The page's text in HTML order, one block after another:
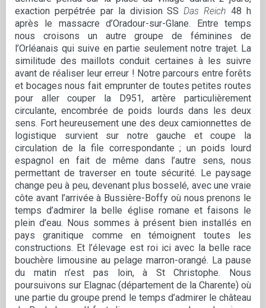
exaction perpétrée par la division SSDas Reich 48 h
après le massacre d’Oradour-sur-Glane. Entre temps
nous croisons un autre groupe de féminines de
l’Orléanais qui suive en partie seulement notre trajet. La
similitude des maillots conduit certaines à les suivre
avant de réaliser leur erreur ! Notre parcours entre forêts
et bocages nous fait emprunter de toutes petites routes
pour aller couper la D951, artère particulièrement
circulante, encombrée de poids lourds dans les deux
sens. Fort heureusement une des deux camionnettes de
logistique survient sur notre gauche et coupe la
circulation de la file correspondante ; un poids lourd
espagnol en fait de même dans l’autre sens, nous
permettant de traverser en toute sécurité. Le paysage
change peu à peu, devenant plus bosselé, avec une vraie
côte avant l’arrivée à Bussière-Boffy où nous prenons le
temps d’admirer la belle église romane et faisons le
plein d’eau. Nous sommes à présent bien installés en
pays granitique comme en témoignent toutes les
constructions. Et l’élevage est roi ici avec la belle race
bouchère limousine au pelage marron-orangé. La pause
du matin n’est pas loin, à St Christophe. Nous
poursuivons sur Elagnac (département de la Charente) où
une partie du groupe prend le temps d’admirer le château